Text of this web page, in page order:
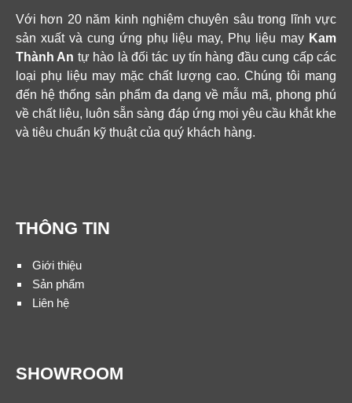
Với hơn 20 năm kinh nghiệm chuyên sâu trong lĩnh vực
sản xuất và cung ứng phụ liệu may, Phụ liệu may Kam
Thành An tự hào là đối tác uy tín hàng đầu cung cấp các
loại phụ liệu may mặc chất lượng cao. Chúng tôi mang
đến hệ thống sản phẩm đa dạng về mẫu mã, phong phú
về chất liệu, luôn sẵn sàng đáp ứng mọi yêu cầu khắt khe
và tiêu chuẩn kỹ thuật của quý khách hàng.
THÔNG TIN
Giới thiệu
Sản phẩm
Liên hệ
SHOWROOM